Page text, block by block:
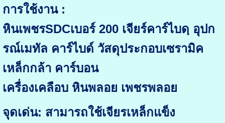
การใช้งาน :
หินเพชรSDCเบอร์ 200 เจียร์คาร์ไบดฺ อุปก
รณ์เมทัล คาร์ไบด์ วัสดุประกอบเซรามิค
เหล็กกล้า คาร์บอน
เครื่องเคลือบ หินพลอย เพชรพลอย
จุดเด่น: สามารถใช้เจียรเหล็กแข็ง